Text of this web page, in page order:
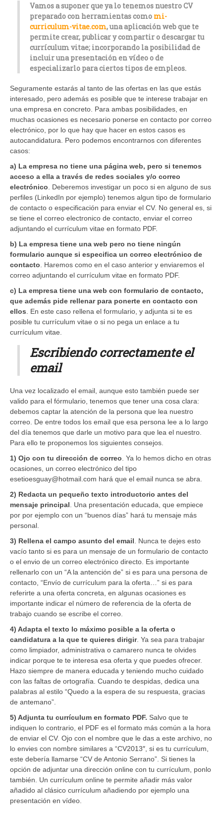
Vamos a suponer que ya lo tenemos nuestro CV
preparado con herramientas como mi-
curriculum-vitae.com, una aplicación web que te
permite crear, publicar y compartir o descargar tu
currículum vitae; incorporando la posibilidad de
incluir una presentación en vídeo o de
especializarlo para ciertos tipos de empleos.
Seguramente estarás al tanto de las ofertas en las que estás
interesado, pero además es posible que te interese trabajar en
una empresa en concreto. Para ambas posibilidades, en
muchas ocasiones es necesario ponerse en contacto por correo
electrónico, por lo que hay que hacer en estos casos es
autocandidatura. Pero podemos encontrarnos con diferentes
casos:
a) La empresa no tiene una página web, pero si tenemos
acceso a ella a través de redes sociales y/o correo
electrónico . Deberemos investigar un poco si en alguno de sus
perfiles (LinkedIn por ejemplo) tenemos algun tipo de formulario
de contacto o especificación para enviar el CV. No general es, si
se tiene el correo electronico de contacto, enviar el correo
adjuntando el currículum vitae en formato PDF.
b) La empresa tiene una web pero no tiene ningún
formulario aunque si especifica un correo electrónico de
contacto . Haremos como en el caso anterior y enviaremos el
correo adjuntando el currículum vitae en formato PDF.
c) La empresa tiene una web con formulario de contacto,
que además pide rellenar para ponerte en contacto con
ellos . En este caso rellena el formulario, y adjunta si te es
posible tu currículum vitae o si no pega un enlace a tu
currículum vitae.
Escribiendo correctamente el
email
Una vez localizado el email, aunque esto también puede ser
valido para el fórmulario, tenemos que tener una cosa clara:
debemos captar la atención de la persona que lea nuestro
correo. De entre todos los email que esa persona lee a lo largo
del día tenemos que darle un motivo para que lea el nuestro.
Para ello te proponemos los siguientes consejos.
1) Ojo con tu dirección de correo . Ya lo hemos dicho en otras
ocasiones, un correo electrónico del tipo
esetioesguay@hotmail.com hará que el email nunca se abra.
2) Redacta un pequeño texto introductorio antes del
mensaje principal . Una presentación educada, que empiece
por por ejemplo con un “buenos días” hará tu mensaje más
personal.
3) Rellena el campo asunto del email . Nunca te dejes esto
vacío tanto si es para un mensaje de un formulario de contacto
o el envio de un correo electrónico directo. Es importante
rellenarlo con un “A la antención de” si es para una persona de
contacto, “Envío de currículum para la oferta…” si es para
referirte a una oferta concreta, en algunas ocasiones es
importante indicar el número de referencia de la oferta de
trabajo cuando se escribe el correo.
4) Adapta el texto lo máximo posible a la oferta o
candidatura a la que te quieres dirigir. Ya sea para trabajar
como limpiador, administrativa o camarero nunca te olvides
indicar porque te te interesa esa oferta y que puedes ofrecer.
Hazo siempre de manera educada y teniendo mucho cuidado
con las faltas de ortografía. Cuando te despidas, dedica una
palabras al estilo “Quedo a la espera de su respuesta, gracias
de antemano”.
5) Adjunta tu currículum en formato PDF. Salvo que te
indiquen lo contrario, el PDF es el formato más común a la hora
de enviar el CV. Ojo con el nombre que le das a este archivo, no
lo envies con nombre similares a “CV2013″, si es tu currículum,
este debería llamarse “CV de Antonio Serrano”. Si tienes la
opción de adjuntar una dirección online con tu currículum, ponlo
también. Un currículum online te permite añadir más valor
añadido al clásico currículum añadiendo por ejemplo una
presentación en vídeo.